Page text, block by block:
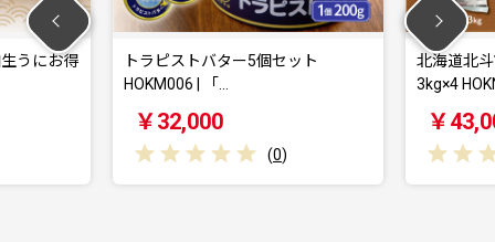
にお得
トラピストバター5個セット
HOKM006 | 「…
￥32,000
( )
北海道北斗
3kg×4 HOKN…
￥